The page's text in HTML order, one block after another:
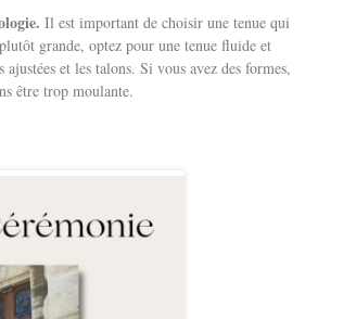
Il est important de choisir une tenue qui
grande, optez pour une tenue fluide et
et les talons. Si vous avez des formes,
être trop moulante.